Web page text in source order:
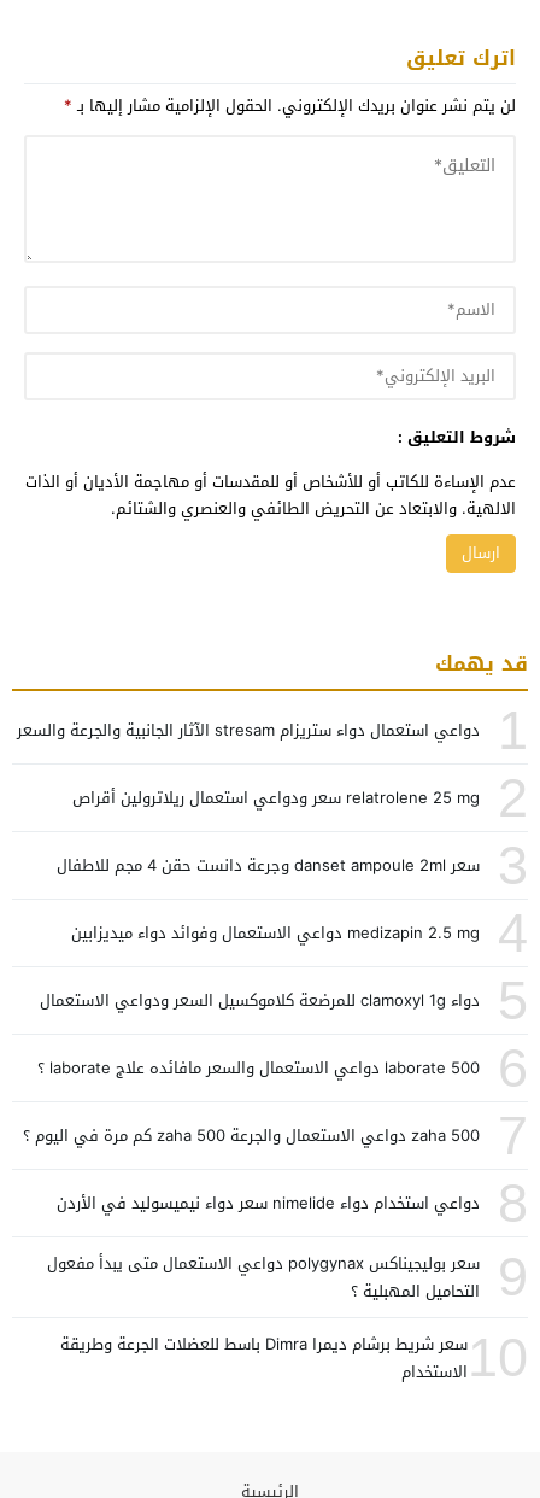
اترك تعليق
لن يتم نشر عنوان بريدك الإلكتروني. الحقول الإلزامية مشار إليها بـ*
شروط التعليق :
عدم الإساءة للكاتب أو للأشخاص أو للمقدسات أو مهاجمة الأديان أو الذات
الالهية. والابتعاد عن التحريض الطائفي والعنصري والشتائم.
قد يهمك
1 دواعي استعمال دواء ستريزام stresam الآثار الجانبية والجرعة والسعر
2 relatrolene 25 mg سعر ودواعي استعمال ريلاترولين أقراص
3 سعر danset ampoule 2ml وجرعة دانست حقن 4 مجم للاطفال
4 medizapin 2.5 mg دواعي الاستعمال وفوائد دواء ميديزابين
5 دواء clamoxyl 1g للمرضعة كلاموكسيل السعر ودواعي الاستعمال
6 laborate 500 دواعي الاستعمال والسعر مافائده علاج laborate ؟
7 zaha 500 دواعي الاستعمال والجرعة zaha 500 كم مرة في اليوم ؟
8 دواعي استخدام دواء nimelide سعر دواء نيميسوليد في الأردن
9
سعر بوليجيناكس polygynax دواعي الاستعمال متى يبدأ مفعول
التحاميل المهبلية ؟
10
سعر شريط برشام ديمرا Dimra باسط للعضلات الجرعة وطريقة
الاستخدام
الرئيسية